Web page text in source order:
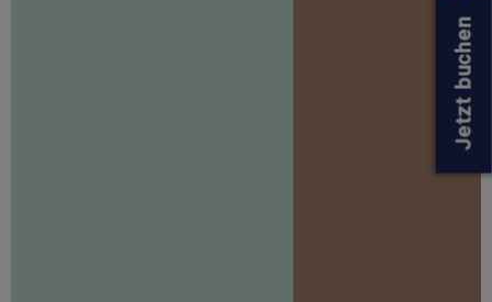
Jetzt buchen